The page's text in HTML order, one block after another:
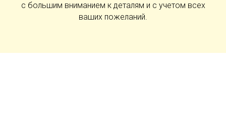
с большим вниманием к деталям и с учетом всех
ваших пожеланий.